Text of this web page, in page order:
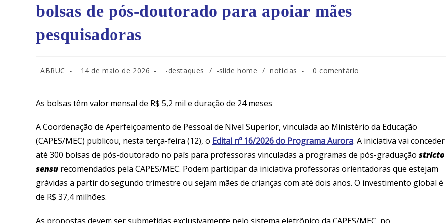
bolsas de pós-doutorado para apoiar mães
pesquisadoras
ABRUC 14 de maio de 2026 -destaques / -slide home / notícias 0 comentário
As bolsas têm valor mensal de R$ 5,2 mil e duração de 24 meses
A Coordenação de Aperfeiçoamento de Pessoal de Nível Superior, vinculada ao Ministério da Educação
(CAPES/MEC) publicou, nesta terça-feira (12), o Edital nº 16/2026 do Programa Aurora. A iniciativa vai conceder
até 300 bolsas de pós-doutorado no país para professoras vinculadas a programas de pós-graduação stricto
sensu recomendados pela CAPES/MEC. Podem participar da iniciativa professoras orientadoras que estejam
grávidas a partir do segundo trimestre ou sejam mães de crianças com até dois anos. O investimento global é
de R$ 37,4 milhões.
As propostas devem ser submetidas exclusivamente pelo sistema eletrônico da CAPES/MEC, no